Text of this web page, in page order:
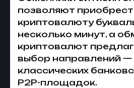
позволяют
криптовалюту
несколько минут, а
криптовалют
выбор направлений —
классических
P2P-площадок.